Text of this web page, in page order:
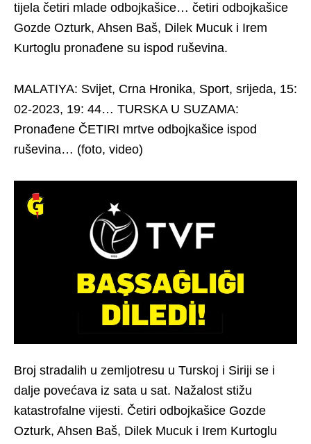
tijela četiri mlade odbojkašice… četiri odbojkašice
Gozde Ozturk, Ahsen Baš, Dilek Mucuk i Irem
Kurtoglu pronađene su ispod ruševina.
MALATIYA: Svijet, Crna Hronika, Sport, srijeda, 15:
02-2023, 19: 44… TURSKA U SUZAMA:
Pronađene ČETIRI mrtve odbojkašice ispod
ruševina… (foto, video)
Broj stradalih u zemljotresu u Turskoj i Siriji se i
dalje povećava iz sata u sat. Nažalost stižu
katastrofalne vijesti. Četiri odbojkašice Gozde
Ozturk, Ahsen Baš, Dilek Mucuk i Irem Kurtoglu